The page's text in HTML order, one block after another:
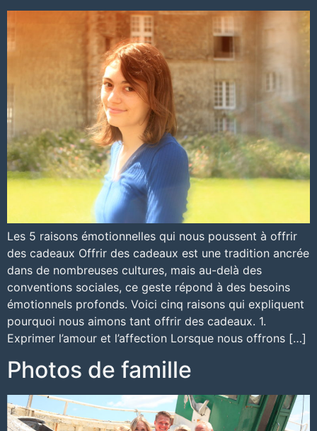
Les 5 raisons émotionnelles qui nous poussent à offrir
des cadeaux Offrir des cadeaux est une tradition ancrée
dans de nombreuses cultures, mais au-delà des
conventions sociales, ce geste répond à des besoins
émotionnels profonds. Voici cinq raisons qui expliquent
pourquoi nous aimons tant offrir des cadeaux. 1.
Exprimer l’amour et l’affection Lorsque nous offrons […]
Photos de famille